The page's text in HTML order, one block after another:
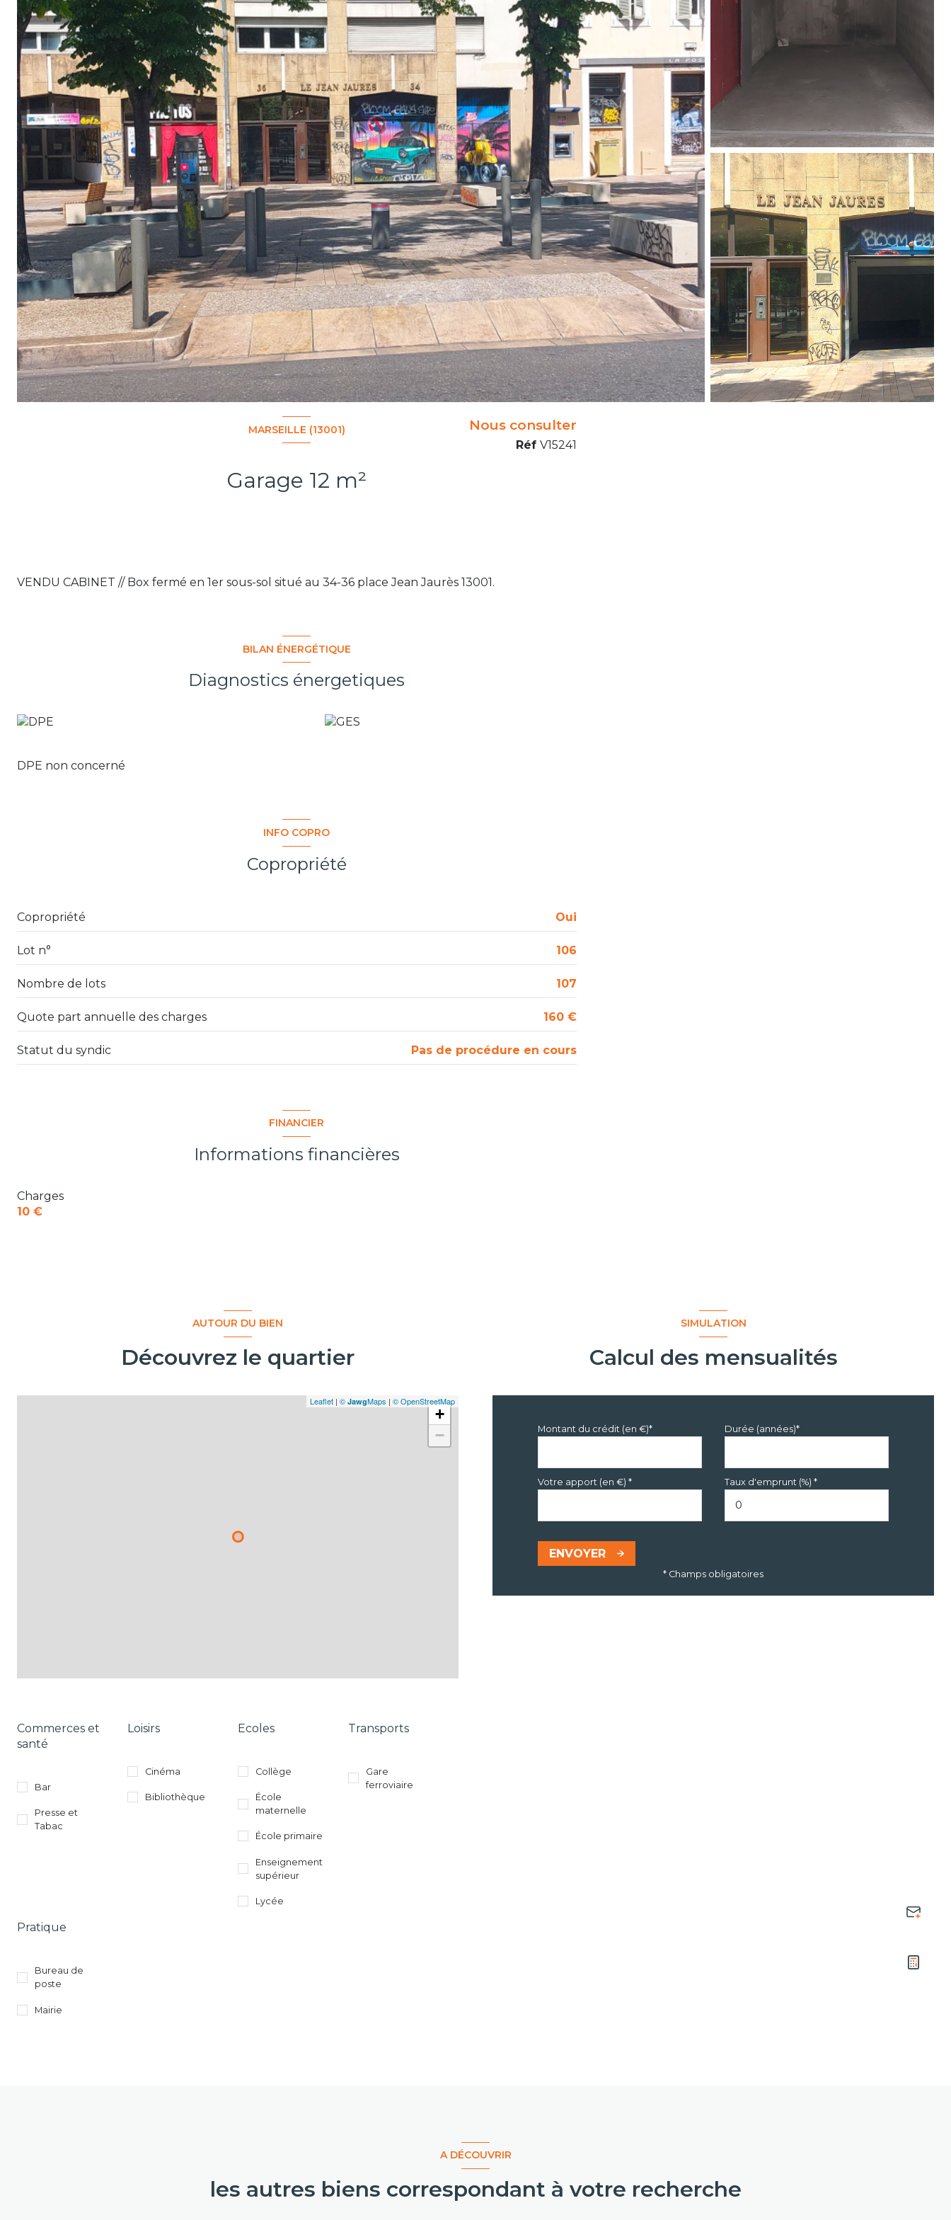
MARSEILLE (13001)
Garage 12 m²
Nous consulter
Réf V15241
VENDU CABINET // Box fermé en 1er sous-sol situé au 34-36 place Jean Jaurès 13001.
BILAN ÉNERGÉTIQUE
Diagnostics énergetiques
DPE non concerné
INFO COPRO
Copropriété
Copropriété Oui
Lot n° 106
Nombre de lots 107
Quote part annuelle des charges 160 €
Statut du syndic Pas de procédure en cours
FINANCIER
Informations financières
Charges
10 €
AUTOUR DU BIEN
Découvrez le quartier
+
−
Leaflet | © JawgMaps | © OpenStreetMap
Commerces et
santé
Bar
Presse et
Tabac
Loisirs
Cinéma
Bibliothèque
Ecoles
Collège
École
maternelle
École primaire
Enseignement
supérieur
Lycée
Transports
Gare
ferroviaire
Pratique
Bureau de
poste
Mairie
SIMULATION
Calcul des mensualités
Montant du crédit (en €)* Durée (années)*
Votre apport (en €) * Taux d'emprunt (%) *
ENVOYER
* Champs obligatoires
A DÉCOUVRIR
les autres biens correspondant à votre recherche